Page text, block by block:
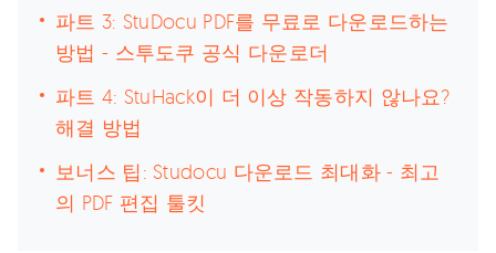
파트 3: StuDocu PDF를 무료로 다운로드하는
방법 - 스투도쿠 공식 다운로더
파트 4: StuHack이 더 이상 작동하지 않나요?
해결 방법
보너스 팁: Studocu 다운로드 최대화 - 최고
의 PDF 편집 툴킷